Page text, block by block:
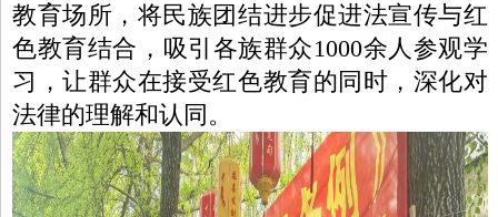
教育场所，将民族团结进步促进法宣传与红
色教育结合，吸引各族群众1000余人参观学
习，让群众在接受红色教育的同时，深化对
法律的理解和认同。